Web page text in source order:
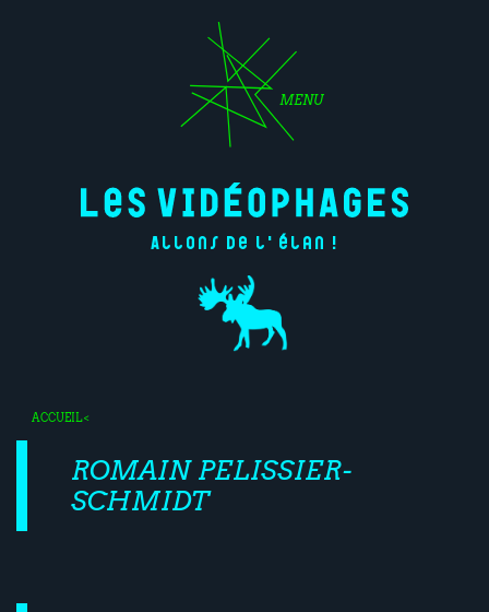
MENU
Allons de l'élan !
ACCUEIL<
ROMAIN PELISSIER-
SCHMIDT